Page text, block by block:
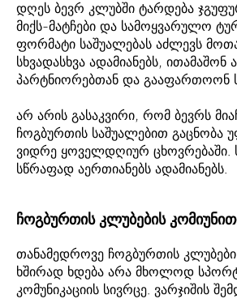
დღეს ბევრ კლუბში ტარდება
მიქს-მატჩები და სამოყვარულო
ფორმატი საშუალებას აძლევს
სხვადასხვა ადამიანებს, ითამაშონ
პარტნიორებთან და გააფართოონ
არ არის გასაკვირი, რომ ბევრს
ჩოგბურთის საშუალებით გაცნობა
ვიდრე ყოველდღიურ ცხოვრებაში.
სწრაფად აერთიანებს ადამიანებს.
ჩოგბურთის კლუბების
თანამედროვე ჩოგბურთის
ხშირად ხდება არა მხოლოდ
კომუნიკაციის სივრცე. ვარჯიშის